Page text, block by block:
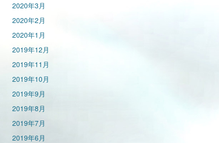
2020年3月
2020年2月
2020年1月
2019年12月
2019年11月
2019年10月
2019年9月
2019年8月
2019年7月
2019年6月